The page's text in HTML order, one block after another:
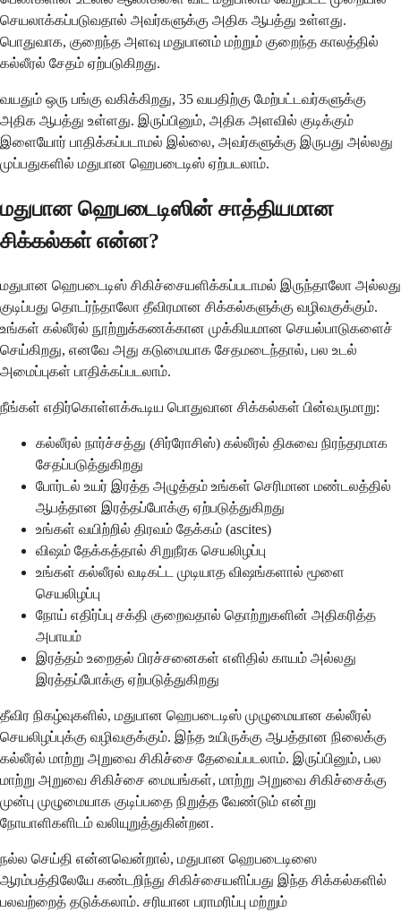
செயலாக்கப்படுவதால் அவர்களுக்கு அதிக ஆபத்து உள்ளது.
பொதுவாக, குறைந்த அளவு மதுபானம் மற்றும் குறைந்த காலத்தில்
கல்லீரல் சேதம் ஏற்படுகிறது.
வயதும் ஒரு பங்கு வகிக்கிறது, 35 வயதிற்கு மேற்பட்டவர்களுக்கு
அதிக ஆபத்து உள்ளது. இருப்பினும், அதிக அளவில் குடிக்கும்
இளையோர் பாதிக்கப்படாமல் இல்லை, அவர்களுக்கு இருபது அல்லது
முப்பதுகளில் மதுபான ஹெபடைடிஸ் ஏற்படலாம்.
மதுபான ஹெபடைடிஸின் சாத்தியமான
சிக்கல்கள் என்ன?
மதுபான ஹெபடைடிஸ் சிகிச்சையளிக்கப்படாமல் இருந்தாலோ அல்லது
குடிப்பது தொடர்ந்தாலோ தீவிரமான சிக்கல்களுக்கு வழிவகுக்கும்.
உங்கள் கல்லீரல் நூற்றுக்கணக்கான முக்கியமான செயல்பாடுகளைச்
செய்கிறது, எனவே அது கடுமையாக சேதமடைந்தால், பல உடல்
அமைப்புகள் பாதிக்கப்படலாம்.
நீங்கள் எதிர்கொள்ளக்கூடிய பொதுவான சிக்கல்கள் பின்வருமாறு:
கல்லீரல் நார்ச்சத்து (சிர்ரோசிஸ்) கல்லீரல் திசுவை நிரந்தரமாக
சேதப்படுத்துகிறது
போர்டல் உயர் இரத்த அழுத்தம் உங்கள் செரிமான மண்டலத்தில்
ஆபத்தான இரத்தப்போக்கு ஏற்படுத்துகிறது
உங்கள் வயிற்றில் திரவம் தேக்கம் (ascites)
விஷம் தேக்கத்தால் சிறுநீரக செயலிழப்பு
உங்கள் கல்லீரல் வடிகட்ட முடியாத விஷங்களால் மூளை
செயலிழப்பு
நோய் எதிர்ப்பு சக்தி குறைவதால் தொற்றுகளின் அதிகரித்த
அபாயம்
இரத்தம் உறைதல் பிரச்சனைகள் எளிதில் காயம் அல்லது
இரத்தப்போக்கு ஏற்படுத்துகிறது
தீவிர நிகழ்வுகளில், மதுபான ஹெபடைடிஸ் முழுமையான கல்லீரல்
செயலிழப்புக்கு வழிவகுக்கும். இந்த உயிருக்கு ஆபத்தான நிலைக்கு
கல்லீரல் மாற்று அறுவை சிகிச்சை தேவைப்படலாம். இருப்பினும், பல
மாற்று அறுவை சிகிச்சை மையங்கள், மாற்று அறுவை சிகிச்சைக்கு
முன்பு முழுமையாக குடிப்பதை நிறுத்த வேண்டும் என்று
நோயாளிகளிடம் வலியுறுத்துகின்றன.
நல்ல செய்தி என்னவென்றால், மதுபான ஹெபடைடிஸை
ஆரம்பத்திலேயே கண்டறிந்து சிகிச்சையளிப்பது இந்த சிக்கல்களில்
பலவற்றைத் தடுக்கலாம். சரியான பராமரிப்பு மற்றும்